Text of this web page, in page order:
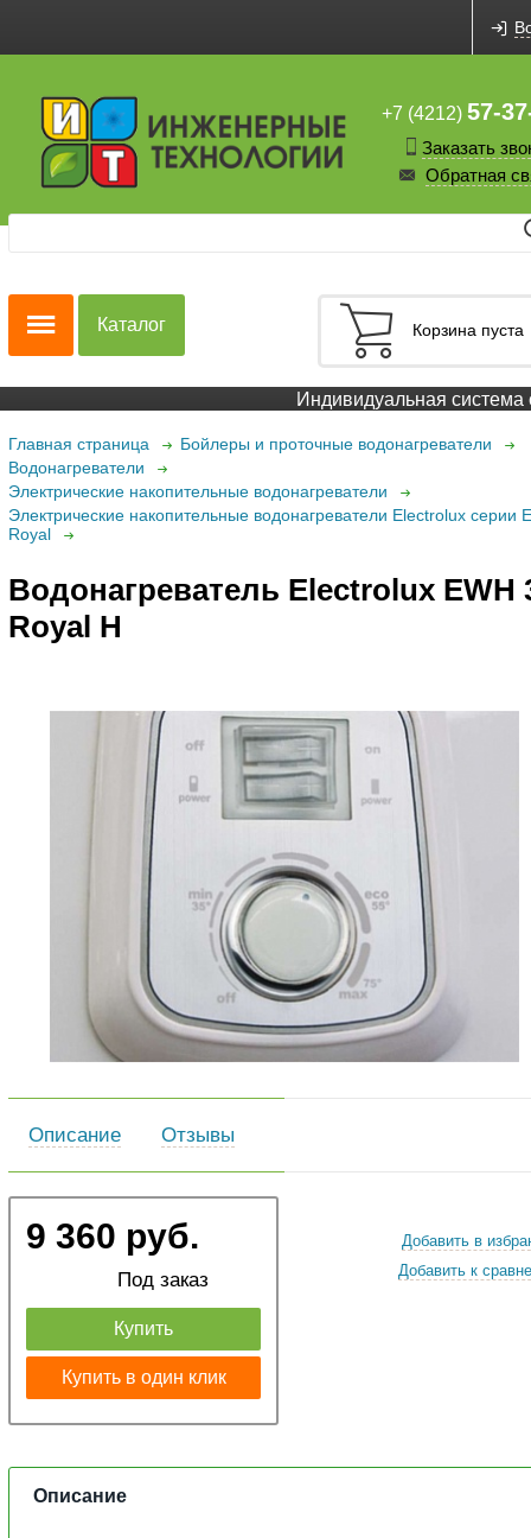
+7 (4212) 57-
Заказать
Обратная
Корзина пуста
Каталог
Индивидуальная система
Главная страница
Бойлеры и проточные водонагреватели
Водонагреватели
Электрические накопительные водонагреватели
Электрические накопительные водонагреватели Electrolux серии
Royal
Водонагреватель Electrolux EWH
Royal H
Описание Отзывы
9 360 руб.
Под заказ
Купить
Купить в один клик
Добавить в
Добавить к
Описание